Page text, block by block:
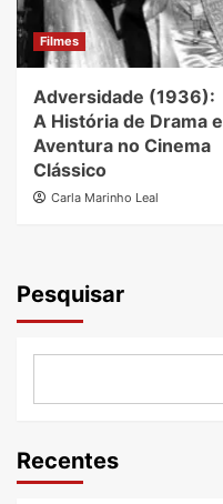
Filmes
Adversidade (1936):
A História de Drama e
Aventura no Cinema
Clássico
Carla Marinho Leal
Pesquisar
Recentes